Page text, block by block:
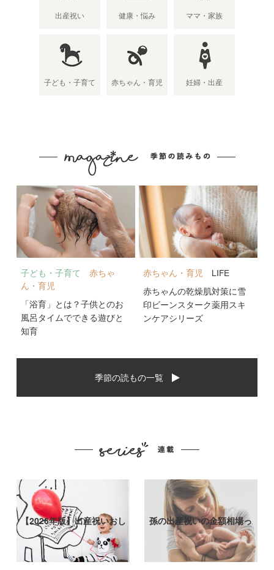
出産祝い 健康・悩み ママ・家族
子ども・子育て 赤ちゃん・育児 妊婦・出産
子ども・子育て
赤ちゃ
ん・育児
「浴育」とは？子供とのお
風呂タイムでできる遊びと
知育
赤ちゃん・育児
LIFE
赤ちゃんの乾燥肌対策に雪
印ビーンスターク薬用スキ
ンケアシリーズ
季節の読もの一覧
【2026年版】出産祝いおし
ゃれなプ…
孫の出産祝いの金額相場っ
て？出産祝い…